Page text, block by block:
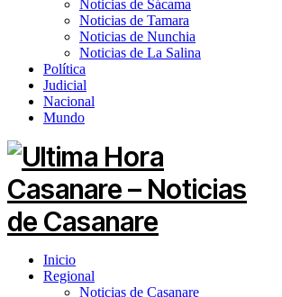
Noticias de Sácama
Noticias de Tamara
Noticias de Nunchia
Noticias de La Salina
Política
Judicial
Nacional
Mundo
Inicio
Regional
Noticias de Casanare